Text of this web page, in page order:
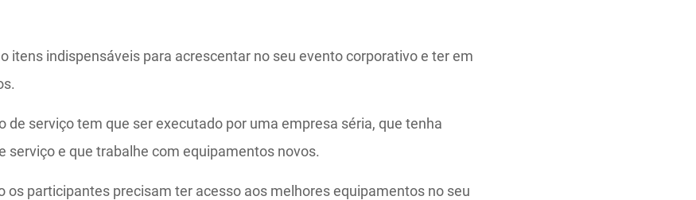
itens indispensáveis para acrescentar no seu evento corporativo e ter em
de serviço tem que ser executado por uma empresa séria, que tenha
serviço e que trabalhe com equipamentos novos.
os participantes precisam ter acesso aos melhores equipamentos no seu